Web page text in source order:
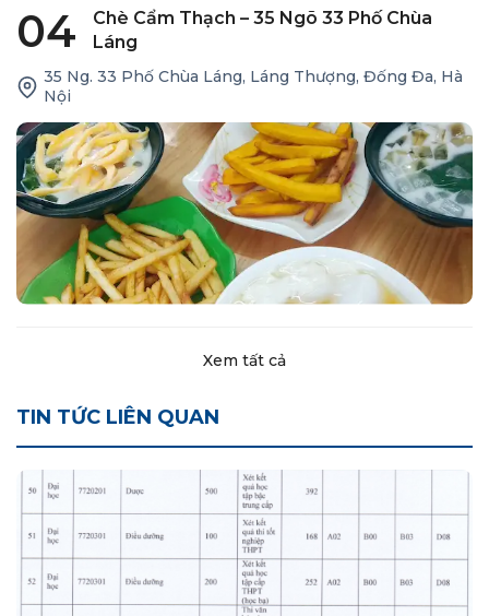
04
Chè Cẩm Thạch – 35 Ngõ 33 Phố Chùa
Láng
35 Ng. 33 Phố Chùa Láng, Láng Thượng, Đống Đa, Hà
Nội
Xem tất cả
TIN TỨC LIÊN QUAN